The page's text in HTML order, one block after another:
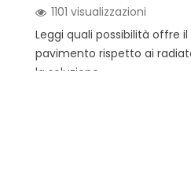
1101 visualizzazioni
Leggi quali possibilità offre
pavimento rispetto ai
la soluzione...